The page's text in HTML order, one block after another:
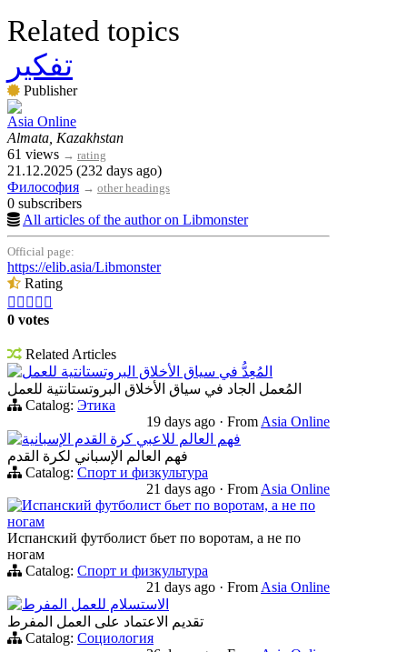
Related topics
تفكير
Publisher
Asia Online
Almata, Kazakhstan
61 views → rating
21.12.2025 (232 days ago)
Философия → other headings
0 subscribers
All articles of the author on Libmonster
Official page:
https://elib.asia/Libmonster
Rating
    
0 votes
Related Articles
المُعِدُّ في سياق الأخلاق البروتستانتية للعمل
المُعمل الجاد في سياق الأخلاق البروتستانتية للعمل
Catalog: Этика
19 days ago · From Asia Online
فهم العالم للاعبي كرة القدم الإسبانية
فهم العالم الإسباني لكرة القدم
Catalog: Спорт и физкультура
21 days ago · From Asia Online
Испанский футболист бьет по воротам, а не по
ногам
Испанский футболист бьет по воротам, а не по
ногам
Catalog: Спорт и физкультура
21 days ago · From Asia Online
الاستسلام للعمل المفرط
تقديم الاعتماد على العمل المفرط
Catalog: Социология